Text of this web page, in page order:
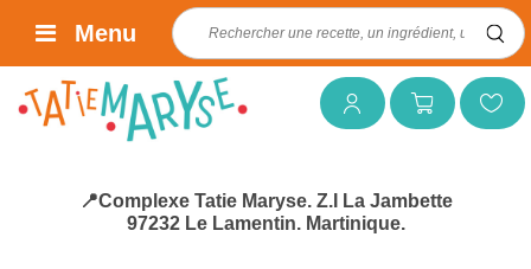
Mon compteMon panierMes favoris
Rechercher :
Menu
📍Complexe Tatie Maryse. Z.I La Jambette
97232 Le Lamentin. Martinique.